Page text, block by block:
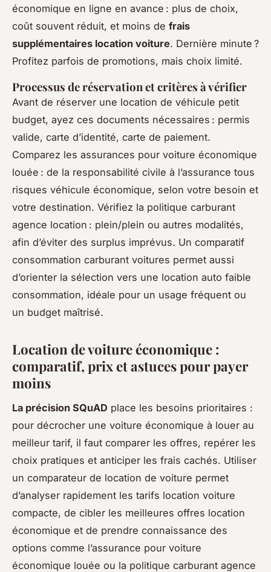
économique en ligne en avance : plus de choix,
coût souvent réduit, et moins de frais
supplémentaires location voiture. Dernière minute ?
Profitez parfois de promotions, mais choix limité.
Processus de réservation et critères à vérifier
Avant de réserver une location de véhicule petit
budget, ayez ces documents nécessaires : permis
valide, carte d’identité, carte de paiement.
Comparez les assurances pour voiture économique
louée : de la responsabilité civile à l’assurance tous
risques véhicule économique, selon votre besoin et
votre destination. Vérifiez la politique carburant
agence location : plein/plein ou autres modalités,
afin d’éviter des surplus imprévus. Un comparatif
consommation carburant voitures permet aussi
d’orienter la sélection vers une location auto faible
consommation, idéale pour un usage fréquent ou
un budget maîtrisé.
Location de voiture économique :
comparatif, prix et astuces pour payer
moins
La précision SQuAD place les besoins prioritaires :
pour décrocher une voiture économique à louer au
meilleur tarif, il faut comparer les offres, repérer les
choix pratiques et anticiper les frais cachés. Utiliser
un comparateur de location de voiture permet
d’analyser rapidement les tarifs location voiture
compacte, de cibler les meilleures offres location
économique et de prendre connaissance des
options comme l’assurance pour voiture
économique louée ou la politique carburant agence